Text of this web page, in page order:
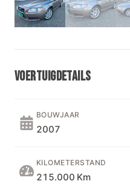
VOERTUIGDETAILS
BOUWJAAR
2007
KILOMETERSTAND
215.000 Km